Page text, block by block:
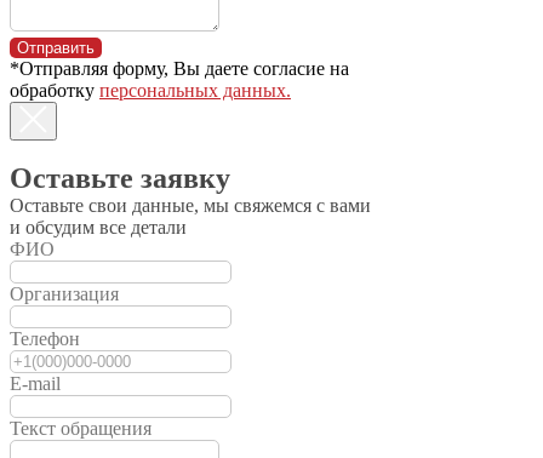
Отправить
*Отправляя форму, Вы даете согласие на
обработку персональных данных.
Оставьте заявку
Оставьте свои данные, мы свяжемся с вами
и обсудим все детали
ФИО
Организация
Телефон
E-mail
Текст обращения